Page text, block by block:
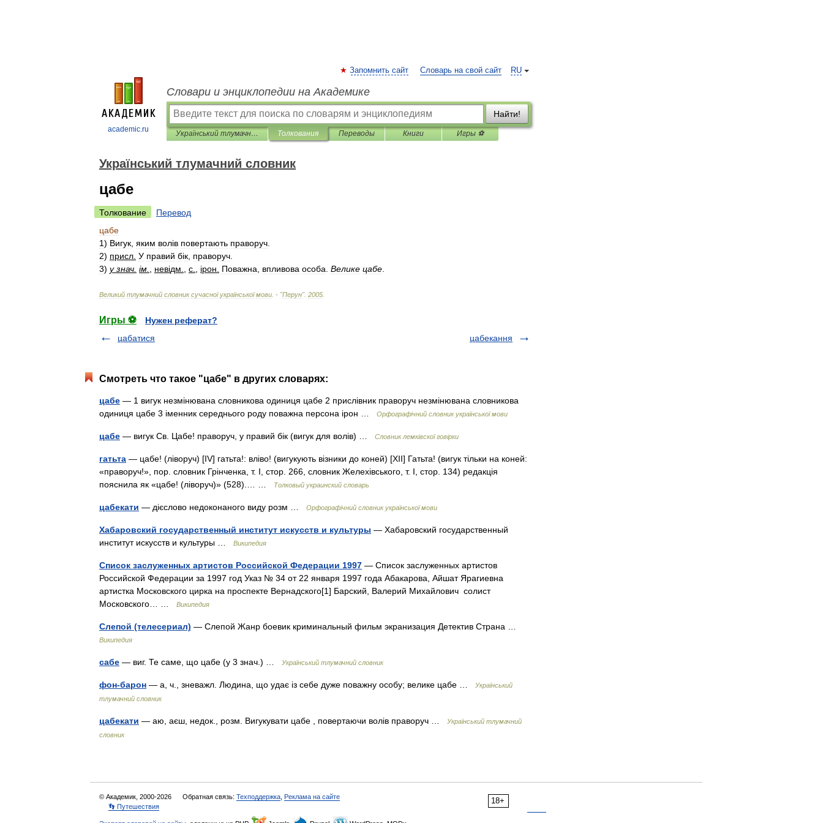
academic.ru
RU
Запомнить сайт Словарь на свой сайт
Словари и энциклопедии на Академике
Найти!
Український тлумачний словник Толкования Переводы Книги Игры ⚽
Український тлумачний словник
цабе
Толкование
Перевод
цабе
1) Вигук яким волів повертають праворуч
2) присл У правий бік праворуч
3) у знач ім невідм с ірон Поважна впливова особа Велике цабе
Великий тлумачний словник сучасної української мови . - "Перун". 2005
Игры ⚽
Нужен реферат?
цабатися
цабекання
Смотреть что такое "цабе" в других словарях:
цабе — 1 вигук незмінювана словникова одиниця цабе 2 прислівник праворуч незмінювана словникова
одиниця цабе 3 іменник середнього роду поважна персона ірон …
Орфографічний словник української мови
цабе — вигук Св. Цабе! праворуч, у правий бік (вигук для волів) … Словник лемківскої говірки
гатьта — цабе! (ліворуч) [IV] гатьта!: вліво! (вигукують візники до коней) [XII] Гатьта! (вигук тільки на коней:
«праворуч!», пор. словник Грінченка, т. І, стор. 266, словник Желехівського, т. І, стор. 134) редакція
пояснила як «цабе! (ліворуч)» (528).… …
Толковый украинский словарь
цабекати — дієслово недоконаного виду розм … Орфографічний словник української мови
Хабаровский государственный институт искусств и культуры — Хабаровский государственный
институт искусств и культуры …
Википедия
Список заслуженных артистов Российской Федерации 1997 — Список заслуженных артистов
Российской Федерации за 1997 год Указ № 34 от 22 января 1997 года Абакарова, Айшат Ярагиевна
артистка Московского цирка на проспекте Вернадского[1] Барский, Валерий Михайлович солист
Московского… …
Википедия
Слепой (телесериал) — Слепой Жанр боевик криминальный фильм экранизация Детектив Страна …
Википедия
сабе — виг. Те саме, що цабе (у 3 знач.) … Український тлумачний словник
фон-барон — а, ч., зневажл. Людина, що удає із себе дуже поважну особу; велике цабе …
Український
тлумачний словник
цабекати — аю, аєш, недок., розм. Вигукувати цабе , повертаючи волів праворуч …
Український тлумачний
словник
18+
© Академик, 2000-2026 Обратная связь: Техподдержка Реклама на сайте
👣 Путешествия